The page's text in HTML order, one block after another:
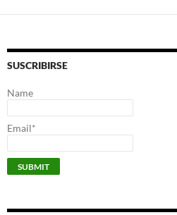
SUSCRIBIRSE
Name
Email*